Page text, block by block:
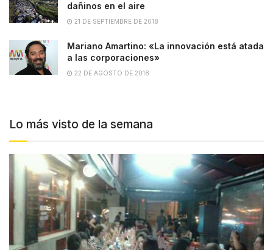
dañinos en el aire
21 DE SEPTIEMBRE DE 2018
Mariano Amartino: «La innovación está atada
a las corporaciones»
22 DE AGOSTO DE 2018
Lo más visto de la semana